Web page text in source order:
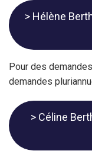
> Hélène
Pour des
demandes
> Céline